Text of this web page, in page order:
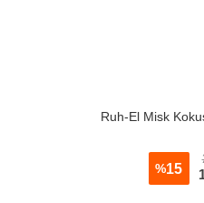
Ruh-El Misk
%15